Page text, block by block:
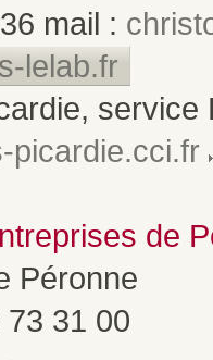
mail :
lelab.fr
service
picardie.cci.fr
de
Péronne
31 00